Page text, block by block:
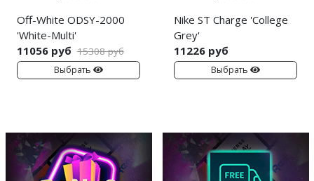
Off-White ODSY-2000
'White-Multi'
11056 руб 15308 руб
Выбрать
Nike ST Charge 'College
Grey'
11226 руб
Выбрать